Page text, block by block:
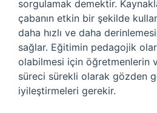
sorgulamak demektir.
çabanın etkin bir şekilde
daha hızlı ve daha
sağlar. Eğitimin pedagojik
olabilmesi için öğretmenlerin
süreci sürekli olarak gözden
iyileştirmeleri gerekir.